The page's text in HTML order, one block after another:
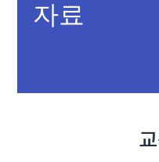
자료